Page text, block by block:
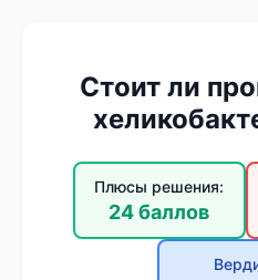
Стоит ли
Плюсы решения:
24 баллов